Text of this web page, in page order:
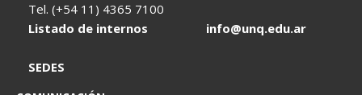
Tel. (+54 11) 4365 7100
Listado de internos
info@unq.edu.ar
SEDES